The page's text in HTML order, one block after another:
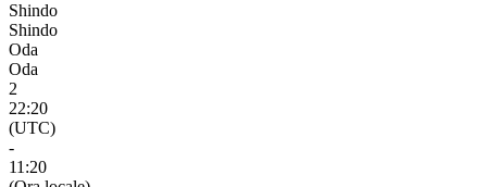
Shindo
Shindo
Oda
Oda
2
22:20
(UTC)
-
11:20